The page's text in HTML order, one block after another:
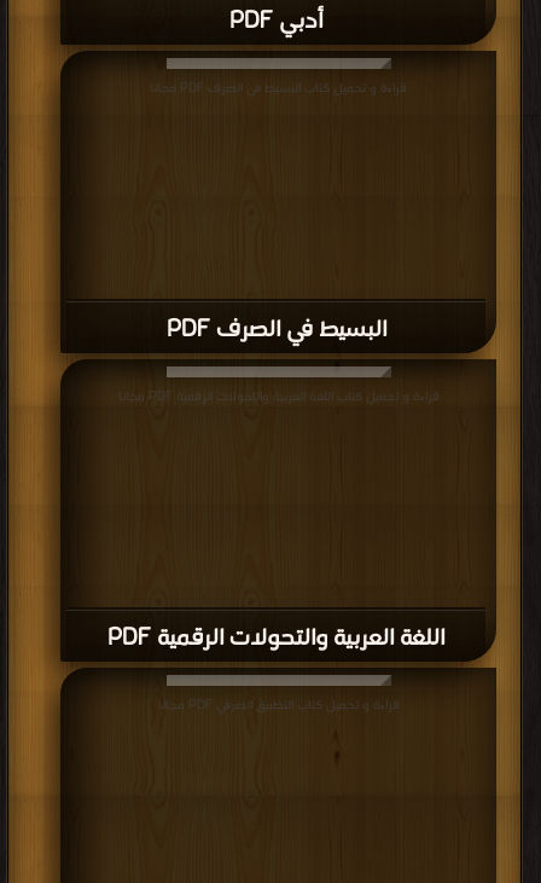
أدبي PDF
البسيط في الصرف PDF
قراءة و تحميل كتاب البسيط في الصرف PDF مجانا
اللغة العربية والتحولات الرقمية PDF
قراءة و تحميل كتاب اللغة العربية والتحولات الرقمية PDF مجانا
قراءة و تحميل كتاب التطبيق الصرفي PDF مجانا